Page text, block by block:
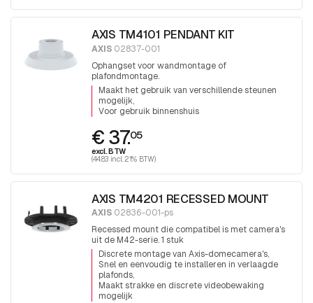
AXIS TM4101 PENDANT KIT
AXIS 02837-001
Ophangset voor wandmontage of
plafondmontage.
Maakt het gebruik van verschillende steunen
mogelijk
Voor gebruik binnenshuis
€ 37.05
excl. BTW
(44.83 incl. 21% BTW)
AXIS TM4201 RECESSED MOUNT
AXIS 02836-001-ps
Recessed mount die compatibel is met camera's
uit de M42-serie. 1 stuk
Discrete montage van Axis-domecamera's
Snel en eenvoudig te installeren in verlaagde
plafonds
Maakt strakke en discrete videobewaking
mogelijk